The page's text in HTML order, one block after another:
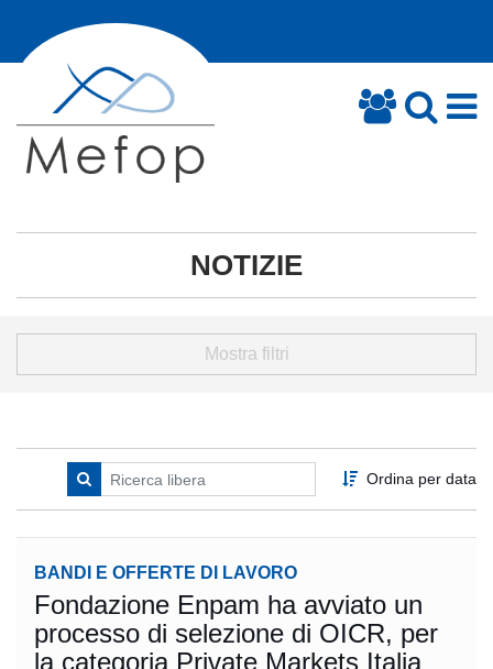
NOTIZIE
Mostra filtri
Ordina per data
BANDI E OFFERTE DI LAVORO
Fondazione Enpam ha avviato un
processo di selezione di OICR, per
la categoria Private Markets Italia